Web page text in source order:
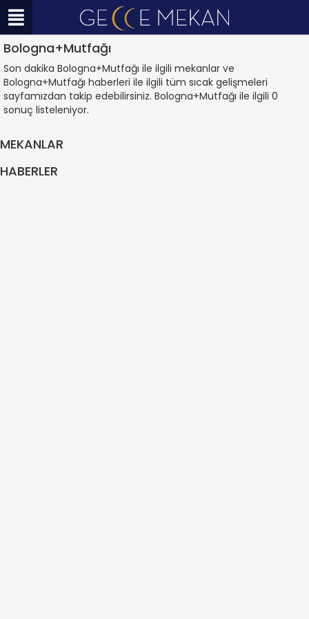
Bologna+Mutfağı
Son dakika Bologna+Mutfağı ile ilgili mekanlar ve
Bologna+Mutfağı haberleri ile ilgili tüm sıcak gelişmeleri
sayfamızdan takip edebilirsiniz. Bologna+Mutfağı ile ilgili 0
sonuç listeleniyor.
MEKANLAR
HABERLER